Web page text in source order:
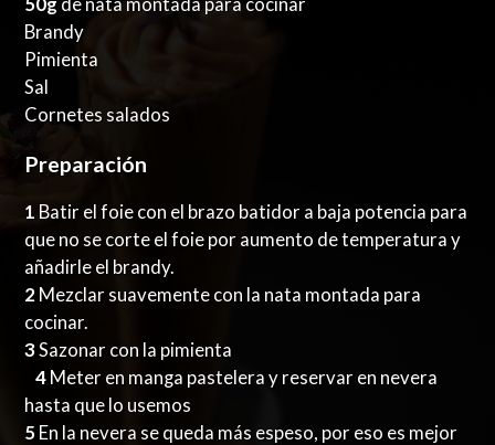
50g de nata montada para cocinar
Brandy
Pimienta
Sal
Cornetes salados
Preparación
1 Batir el foie con el brazo batidor a baja potencia para
que no se corte el foie por aumento de temperatura y
añadirle el brandy.
2 Mezclar suavemente con la nata montada para
cocinar.
3 Sazonar con la pimienta
4 Meter en manga pastelera y reservar en nevera
hasta que lo usemos
5 En la nevera se queda más espeso, por eso es mejor